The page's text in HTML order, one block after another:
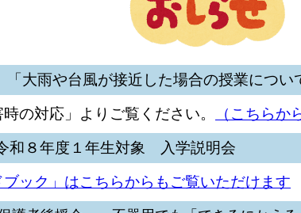
「大雨や台風が接近した場合の授業につい
の対応」よりご覧ください。 （こちらか
和８年度１年生対象 入学説明会
ック」はこちらからもご覧いただけます